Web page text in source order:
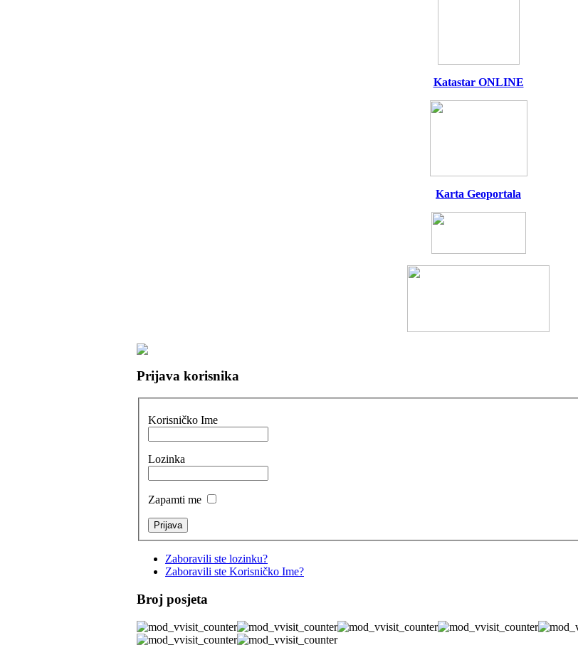
Katastar ONLINE
Karta Geoportala
Prijava korisnika
Korisničko Ime
Lozinka
Zapamti me
Zaboravili ste lozinku?
Zaboravili ste Korisničko Ime?
Broj posjeta